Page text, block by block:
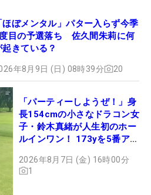
ほぼメンタル」パター入らず今季
目の予選落ち 佐久間朱莉に何
起きている？
年8月9日 (日) 08時39分 20
「パーティーしようぜ！」身
長154cmの小さなドラコン女
子・鈴木真緒が人生初のホー
ルインワン！ 173yを5番アイ
2026年8月7日 (金) 16時00分
1